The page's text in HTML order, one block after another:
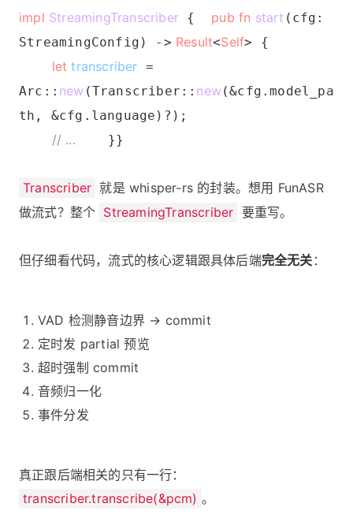
impl StreamingTranscriber { pub fn start (cfg:
StreamingConfig) -> Result<Self> {
let transcriber =
Arc:: new (Transcriber:: new (&cfg.model_pa
th, &cfg.language)?);
// ... }}
Transcriber 就是 whisper-rs 的封装。想用 FunASR
做流式？整个 StreamingTranscriber 要重写。
但仔细看代码，流式的核心逻辑跟具体后端完全无关 ：
VAD 检测静音边界 → commit
定时发 partial 预览
超时强制 commit
音频归一化
事件分发
真正跟后端相关的只有一行：
transcriber.transcribe(&pcm) 。